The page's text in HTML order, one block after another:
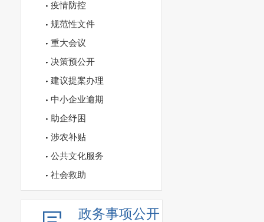
疫情防控
规范性文件
重大会议
决策预公开
建议提案办理
中小企业逾期
助企纾困
涉农补贴
公共文化服务
社会救助
政务事项公开